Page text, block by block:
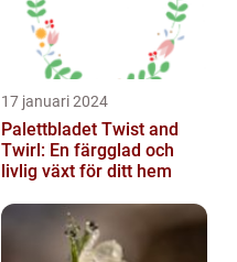
17 januari 2024
Palettbladet Twist and
Twirl: En färgglad och
livlig växt för ditt hem